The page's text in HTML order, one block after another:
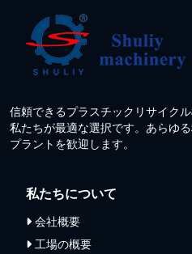
信頼できるプラスチックリサイク
私たちが最適な選択です。あらゆ
プラントを歓迎します。
私たちについて
会社概要
工場の概要